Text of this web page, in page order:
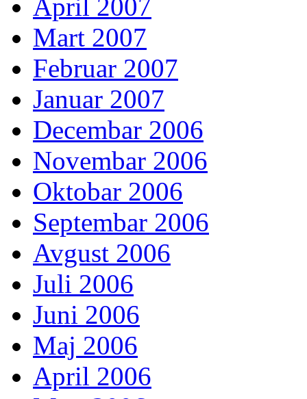
April 2007
Mart 2007
Februar 2007
Januar 2007
Decembar 2006
Novembar 2006
Oktobar 2006
Septembar 2006
Avgust 2006
Juli 2006
Juni 2006
Maj 2006
April 2006